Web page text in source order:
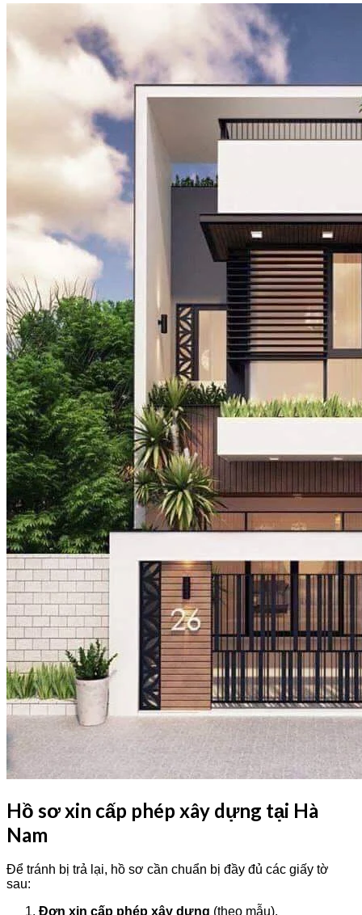
Hồ sơ xin cấp phép xây dựng tại Hà
Nam
Để tránh bị trả lại, hồ sơ cần chuẩn bị đầy đủ các giấy tờ
sau:
Đơn xin cấp phép xây dựng (theo mẫu).